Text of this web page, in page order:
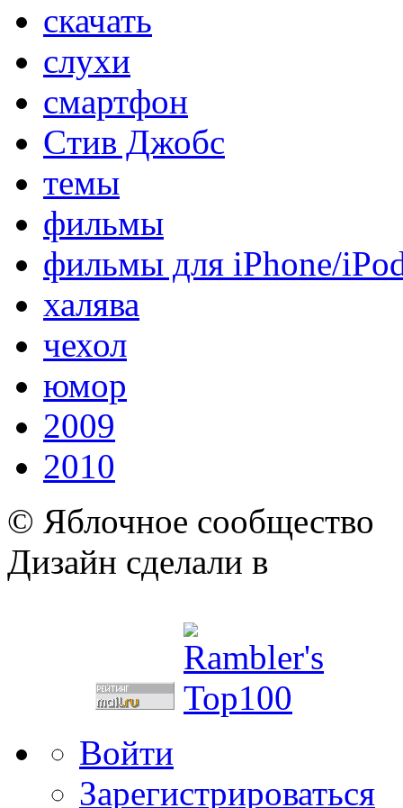
скачать
слухи
смартфон
Стив Джобс
темы
фильмы
фильмы для iPhone/
халява
чехол
юмор
2009
2010
© Яблочное сообщество
Дизайн сделали в
Войти
Зарегистрироваться